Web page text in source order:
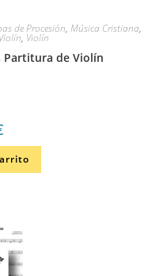
de Procesión, Música Cristiana,
Violín, Violín
Partitura de Violín